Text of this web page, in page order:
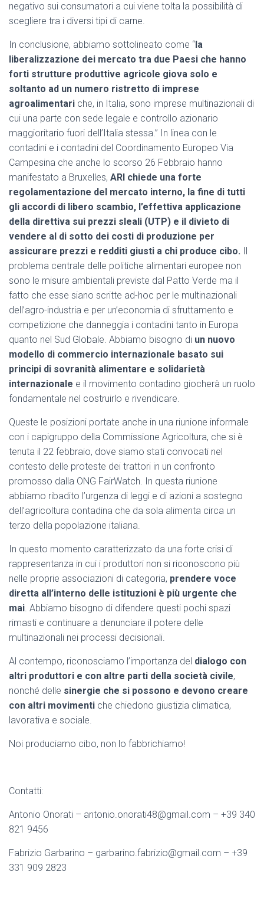
negativo sui consumatori a cui viene tolta la possibilità di
scegliere tra i diversi tipi di carne.
In conclusione, abbiamo sottolineato come “la
liberalizzazione dei mercato tra due Paesi che hanno
forti strutture produttive agricole giova solo e
soltanto ad un numero ristretto di imprese
agroalimentari che, in Italia, sono imprese multinazionali di
cui una parte con sede legale e controllo azionario
maggioritario fuori dell’Italia stessa.” In linea con le
contadini e i contadini del Coordinamento Europeo Via
Campesina che anche lo scorso 26 Febbraio hanno
manifestato a Bruxelles, ARI chiede una forte
regolamentazione del mercato interno, la fine di tutti
gli accordi di libero scambio, l’effettiva applicazione
della direttiva sui prezzi sleali (UTP) e il divieto di
vendere al di sotto dei costi di produzione per
assicurare prezzi e redditi giusti a chi produce cibo. Il
problema centrale delle politiche alimentari europee non
sono le misure ambientali previste dal Patto Verde ma il
fatto che esse siano scritte ad-hoc per le multinazionali
dell’agro-industria e per un’economia di sfruttamento e
competizione che danneggia i contadini tanto in Europa
quanto nel Sud Globale. Abbiamo bisogno di un nuovo
modello di commercio internazionale basato sui
principi di sovranità alimentare e solidarietà
internazionale e il movimento contadino giocherà un ruolo
fondamentale nel costruirlo e rivendicare.
Queste le posizioni portate anche in una riunione informale
con i capigruppo della Commissione Agricoltura, che si è
tenuta il 22 febbraio, dove siamo stati convocati nel
contesto delle proteste dei trattori in un confronto
promosso dalla ONG FairWatch. In questa riunione
abbiamo ribadito l’urgenza di leggi e di azioni a sostegno
dell’agricoltura contadina che da sola alimenta circa un
terzo della popolazione italiana.
In questo momento caratterizzato da una forte crisi di
rappresentanza in cui i produttori non si riconoscono più
nelle proprie associazioni di categoria, prendere voce
diretta all’interno delle istituzioni è più urgente che
mai. Abbiamo bisogno di difendere questi pochi spazi
rimasti e continuare a denunciare il potere delle
multinazionali nei processi decisionali.
Al contempo, riconosciamo l’importanza del dialogo con
altri produttori e con altre parti della società civile,
nonché delle sinergie che si possono e devono creare
con altri movimenti che chiedono giustizia climatica,
lavorativa e sociale.
Noi produciamo cibo, non lo fabbrichiamo!
Contatti:
Antonio Onorati – antonio.onorati48@gmail.com – +39 340
821 9456
Fabrizio Garbarino – garbarino.fabrizio@gmail.com – +39
331 909 2823